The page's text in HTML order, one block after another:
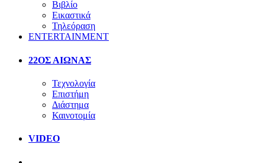
Βιβλίο
Εικαστικά
Τηλεόραση
ENTERTAINMENT
22ΟΣ ΑΙΩΝΑΣ
Τεχνολογία
Επιστήμη
Διάστημα
Καινοτομία
VIDEO